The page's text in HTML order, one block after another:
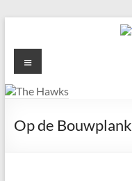
de
inhoud
The
Hawks
gezelligste
Menu
Op de Bouwplank